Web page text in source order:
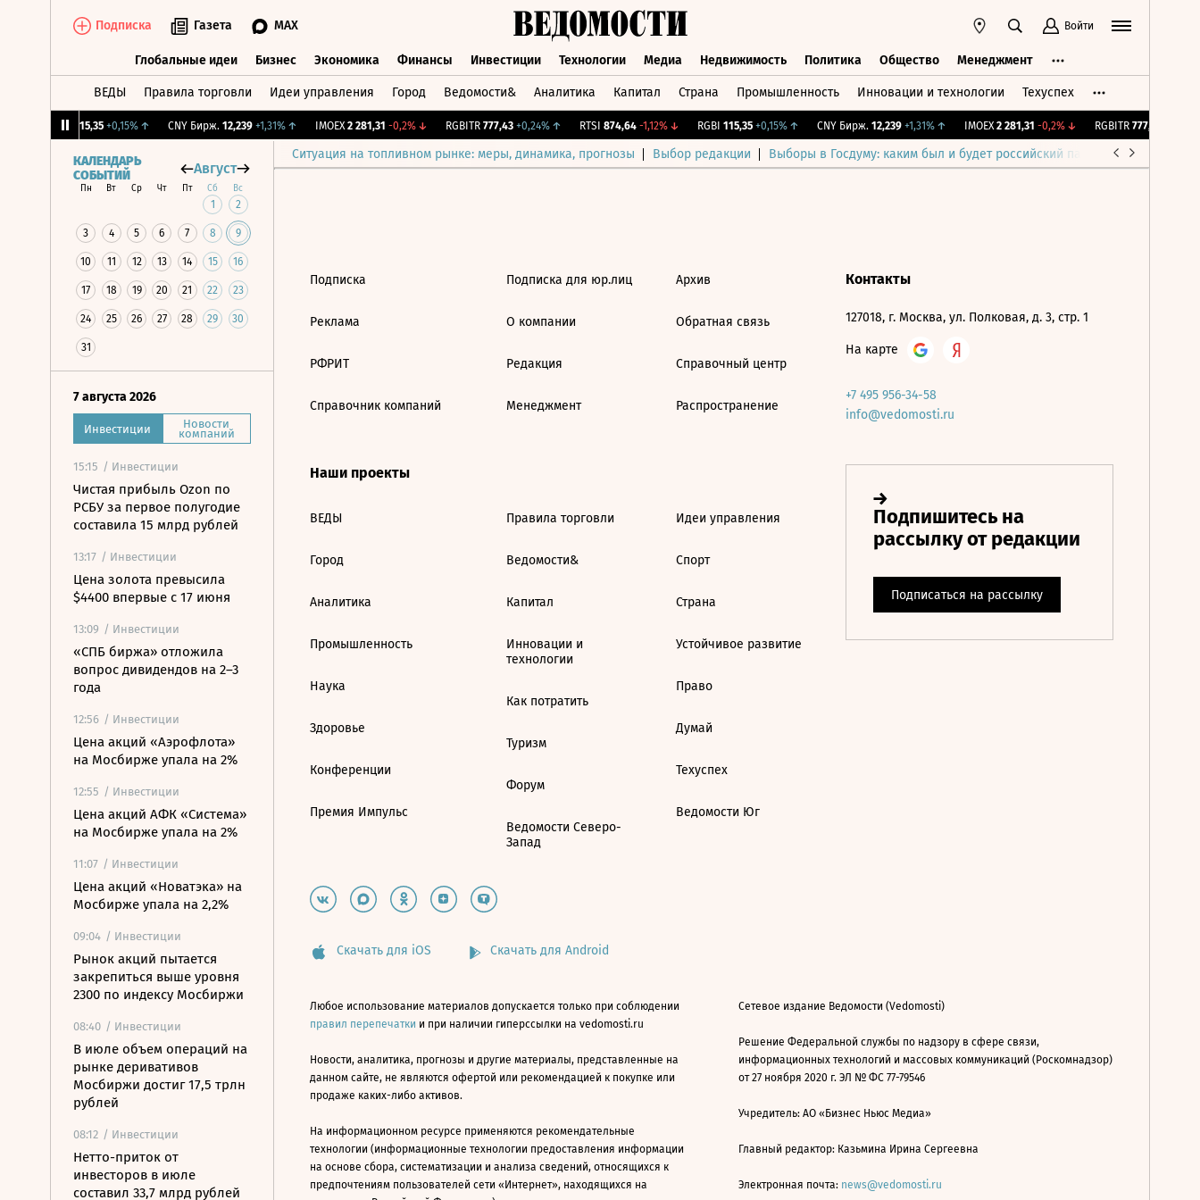
Подписка Газета MAX Войти
Глобальные идеи Бизнес Экономика Финансы Инвестиции Технологии Медиа Недвижимость Политика Общество Менеджмент
ВЕДЫ Правила торговли Идеи управления Город Ведомости& Аналитика Капитал Страна Промышленность Инновации и технологии Техуспех
115,35 +0,15%↑ CNY Бирж. 12,239 +1,31%↑ IMOEX 2 281,31 -0,2%↓ RGBITR 777,43 +0,24%↑ RTSI 874,64 -1,12%↓ RGBI 115,35 +0,15%↑ CNY Бирж. 12,239 +1,31%↑ IMOEX 2 281,31 -0,2%↓ RGBITR 777,43
Ситуация на топливном рынке: меры, динамика, прогнозы Выбор редакции Выборы в Госдуму: каким был и будет российский парламент
КАЛЕНДАРЬ
СОБЫТИЙ
Август
Пн Вт Ср Чт Пт Сб Вс
1 2
3 4 5 6 7 8 9
10 11 12 13 14 15 16
17 18 19 20 21 22 23
24 25 26 27 28 29 30
31
7 августа 2026
Инвестиции Новости
компаний
15:15 / Инвестиции
Чистая прибыль Ozon по
РСБУ за первое полугодие
составила 15 млрд рублей
13:17 / Инвестиции
Цена золота превысила
$4400 впервые с 17 июня
13:09 / Инвестиции
«СПБ биржа» отложила
вопрос дивидендов на 2–3
года
12:56 / Инвестиции
Цена акций «Аэрофлота»
на Мосбирже упала на 2%
12:55 / Инвестиции
Цена акций АФК «Система»
на Мосбирже упала на 2%
11:07 / Инвестиции
Цена акций «Новатэка» на
Мосбирже упала на 2,2%
09:04 / Инвестиции
Рынок акций пытается
закрепиться выше уровня
2300 по индексу Мосбиржи
08:40 / Инвестиции
В июле объем операций на
рынке деривативов
Мосбиржи достиг 17,5 трлн
рублей
08:12 / Инвестиции
Нетто-приток от
инвесторов в июле
составил 33,7 млрд рублей
Подписка
Реклама
РФРИТ
Справочник компаний
Подписка для юр.лиц
О компании
Редакция
Менеджмент
Архив
Обратная связь
Справочный центр
Распространение
Наши проекты
ВЕДЫ
Город
Аналитика
Промышленность
Наука
Здоровье
Конференции
Премия Импульс
Правила торговли
Ведомости&
Капитал
Инновации и
технологии
Как потратить
Туризм
Форум
Ведомости Северо-
Запад
Идеи управления
Спорт
Страна
Устойчивое развитие
Право
Думай
Техуспех
Ведомости Юг
Контакты
127018, г. Москва, ул. Полковая, д. 3, стр. 1
На карте
+7 495 956-34-58
info@vedomosti.ru
Скачать для iOS Скачать для Android
Любое использование материалов допускается только при соблюдении
правил перепечатки и при наличии гиперссылки на vedomosti.ru
Новости, аналитика, прогнозы и другие материалы, представленные на
данном сайте, не являются офертой или рекомендацией к покупке или
продаже каких-либо активов.
На информационном ресурсе применяются рекомендательные
технологии (информационные технологии предоставления информации
на основе сбора, систематизации и анализа сведений, относящихся к
предпочтениям пользователей сети «Интернет», находящихся на
Сетевое издание Ведомости (Vedomosti)
Решение Федеральной службы по надзору в сфере связи,
информационных технологий и массовых коммуникаций (Роскомнадзор)
от 27 ноября 2020 г. ЭЛ № ФС 77-79546
Учредитель: АО «Бизнес Ньюс Медиа»
Главный редактор: Казьмина Ирина Сергеевна
Электронная почта: news@vedomosti.ru